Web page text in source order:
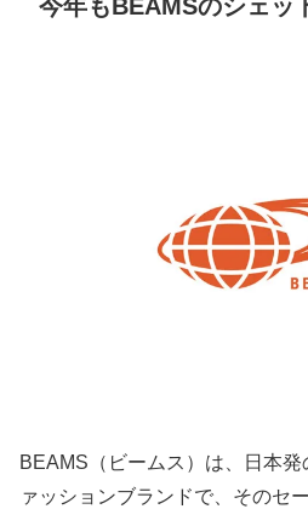
今年もBEAMSのシェッ
BEAMS（ビームス）は、日本
ァッションブランドで、そのセ